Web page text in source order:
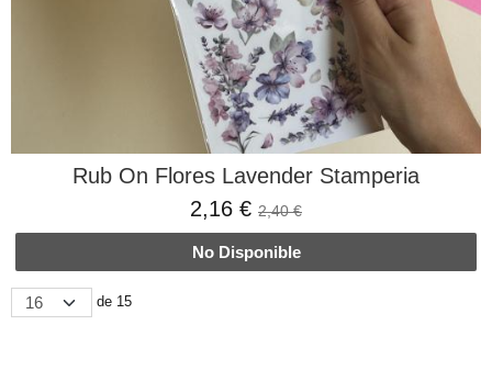
Rub On Flores Lavender Stamperia
2,16 € 2,40 €
No Disponible
de 15